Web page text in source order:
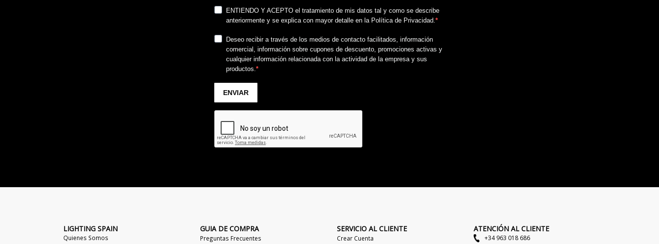
LIGHTING SPAIN
Quienes Somos
GUIA DE COMPRA
Preguntas Frecuentes
SERVICIO AL CLIENTE
Crear Cuenta
ATENCIÓN AL CLIENTE
+34 963 018 686